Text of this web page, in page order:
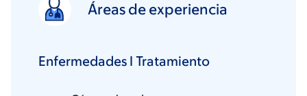
Áreas de experiencia
Enfermedades I Tratamiento